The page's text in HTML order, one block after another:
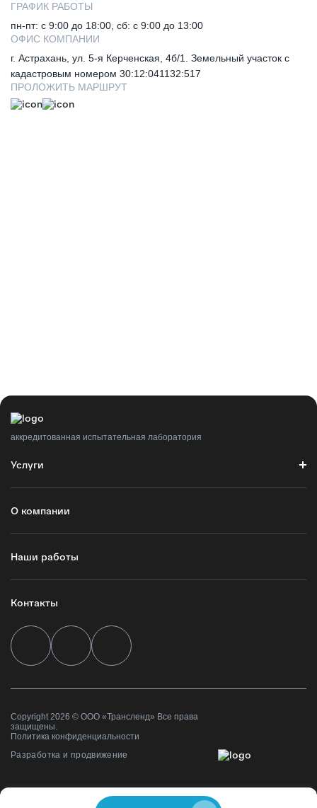
ГРАФИК РАБОТЫ
пн-пт: с 9:00 до 18:00, сб: с 9:00 до 13:00
ОФИС КОМПАНИИ
г. Астрахань, ул. 5-я Керченская, 4б/1. Земельный участок с
кадастровым номером 30:12:041132:517
ПРОЛОЖИТЬ МАРШРУТ
аккредитованная испытательная лаборатория
Услуги
О компании
Наши работы
Контакты
Copyright 2026 © ООО «Трансленд» Все права
защищены.
Политика конфиденциальности
Разработка и продвижение